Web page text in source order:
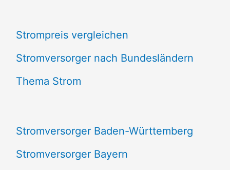
h
e
n
h
Strompreis vergleichen
Stromversorger nach Bundesländern
Thema Strom
Stromversorger Baden-Württemberg
Stromversorger Bayern